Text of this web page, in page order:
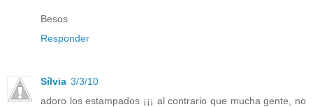
Besos
Responder
Sílvia 3/3/10
adoro los estampados ¡¡¡ al contrario que mucha gente, no